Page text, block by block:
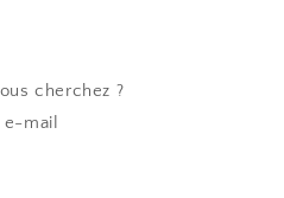
cherchez ?
mail